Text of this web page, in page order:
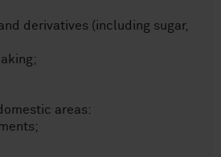
derivatives (including sugar,
areas: